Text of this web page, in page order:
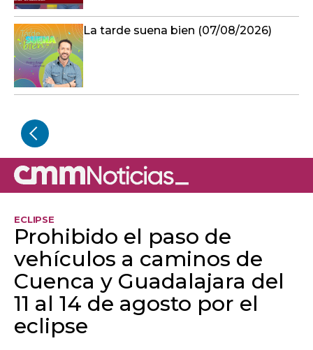
La tarde suena bien (07/08/2026)
ECLIPSE
Prohibido el paso de
vehículos a caminos de
Cuenca y Guadalajara del
11 al 14 de agosto por el
eclipse